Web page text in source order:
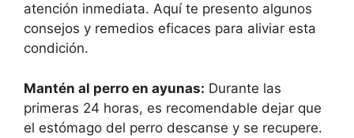
atención inmediata. Aquí te presento algunos
consejos y remedios eficaces para aliviar esta
condición.
Mantén al perro en ayunas: Durante las
primeras 24 horas, es recomendable dejar que
el estómago del perro descanse y se recupere.